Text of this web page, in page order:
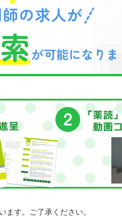
す。ご了承ください。